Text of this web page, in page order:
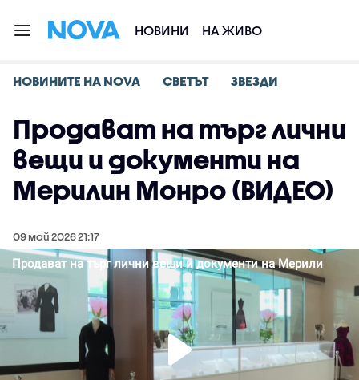
НОВИНИ НА ЖИВО
НОВИНИТЕ НА NOVA СВЕТЪТ ЗВЕЗДИ
Продават на търг лични
вещи и документи на
Мерилин Монро (ВИДЕО)
09 май 2026 21:17